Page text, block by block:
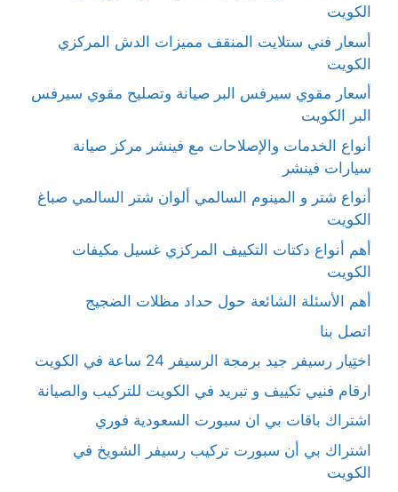
الكويت
أسعار فني ستلايت المنقف مميزات الدش المركزي
الكويت
أسعار مقوي سيرفس البر صيانة وتصليح مقوي سيرفس
البر الكويت
أنواع الخدمات والإصلاحات مع فينشر مركز صيانة
سيارات فينشر
أنواع شتر و المينوم السالمي ألوان شتر السالمي صباغ
الكويت
أهم أنواع دكتات التكييف المركزي غسيل مكيفات
الكويت
أهم الأسئلة الشائعة حول حداد مظلات الضجيج
اتصل بنا
اختِيار رسيفر جيد برمجة الرسيفر 24 ساعة في الكويت
ارقام فنيي تكييف و تبريد في الكويت للتركيب والصيانة
اشتراك باقات بي ان سبورت السعودية فوري
اشتراك بي أن سبورت تركيب رسيفر الشويخ في
الكويت